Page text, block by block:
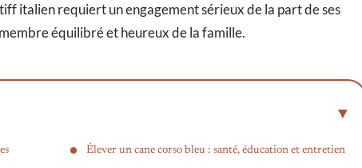
italien requiert un engagement sérieux de la part de ses
équilibré et heureux de la famille.
Élever un cane corso bleu : santé, éducation et entretien